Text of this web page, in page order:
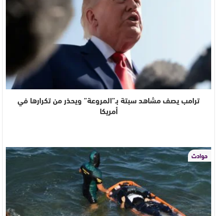
ترامب يصف مشاهد سبتة بـ”المروعة” ويحذر من تكرارها في
أمريكا
حوادث